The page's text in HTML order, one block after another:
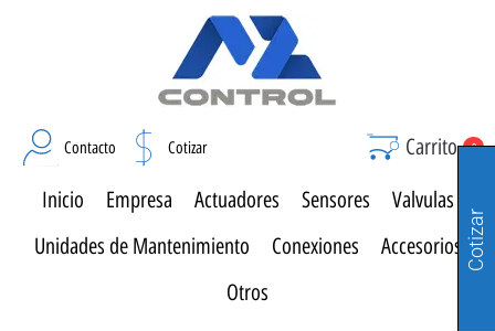
Contacto Cotizar Carrito 0
Inicio Empresa Actuadores Sensores
Valvulas
Unidades de Mantenimiento
Conexiones
Accesorios
Otros
Cotizar